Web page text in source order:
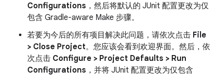
Configurations ，然后将默认的 JUnit 配置更改为仅
包含 Gradle-aware Make 步骤。
若要为今后的所有项目解决此问题，请依次点击 File
> Close Project。您应该会看到欢迎界面。然后，依
次点击 Configure > Project Defaults > Run
Configurations ，并将 JUnit 配置更改为仅包含